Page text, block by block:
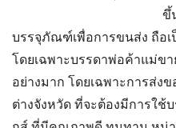
ขึ้
บรรจุภัณฑ์เพื่อการขนส่ง ถือ
โดยเฉพาะบรรดาพ่อค้าแม่ข
อย่างมาก โดยเฉพาะการส่งข
ต่างจังหวัด ที่จะต้องมีการใช้